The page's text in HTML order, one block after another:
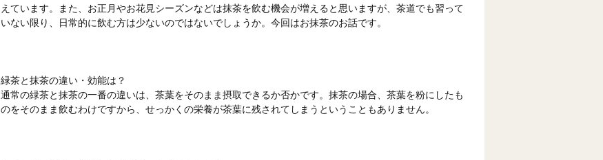
えています。また、お正月やお花見シーズンなどは抹茶を飲む機会が増えると思いますが、茶道でも習って
いない限り、日常的に飲む方は少ないのではないでしょうか。今回はお抹茶のお話です。
緑茶と抹茶の違い・効能は？
通常の緑茶と抹茶の一番の違いは、茶葉をそのまま摂取できるか否かです。抹茶の場合、茶葉を粉にしたも
のをそのまま飲むわけですから、せっかくの栄養が茶葉に残されてしまうということもありません。